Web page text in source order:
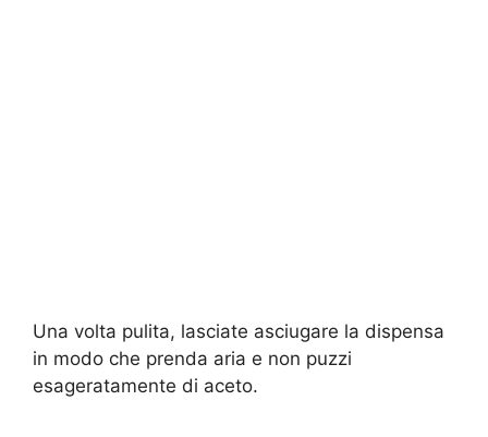
Una volta pulita, lasciate asciugare la dispensa
in modo che prenda aria e non puzzi
esageratamente di aceto.